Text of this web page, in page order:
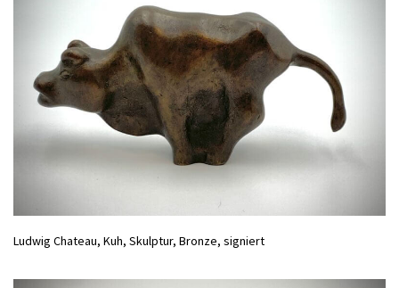
Medien
Kontakt
Ludwig Chateau, Kuh, Skulptur, Bronze, signiert